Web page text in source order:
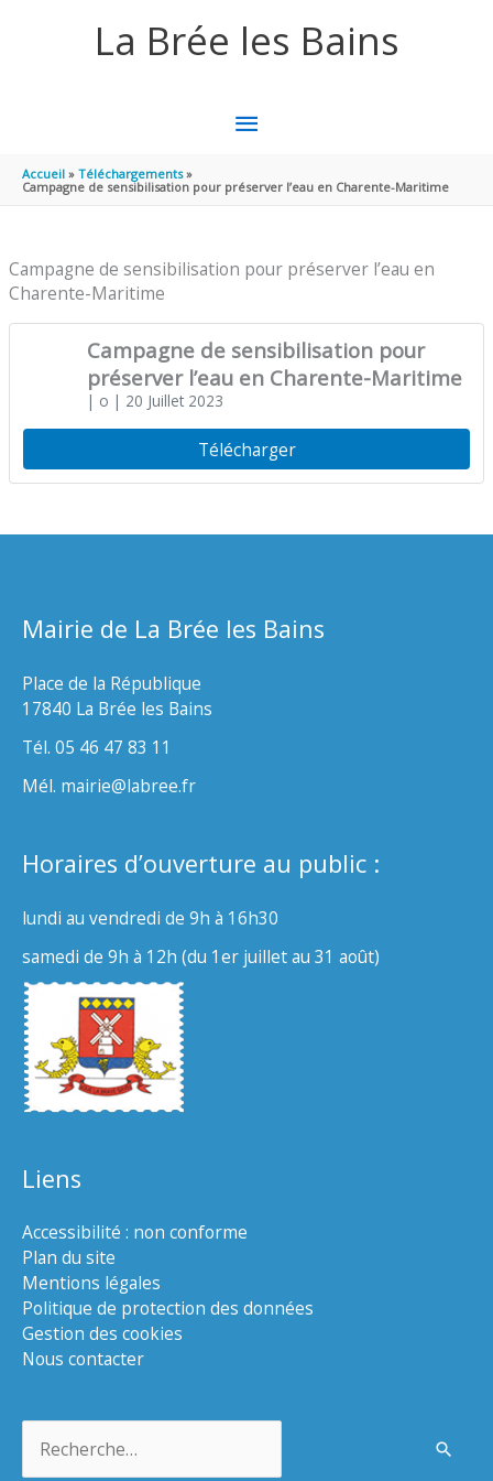
La Brée les Bains
MENU
PRINCIPAL
Accueil
Téléchargements
Campagne de sensibilisation pour préserver l’eau en Charente-Maritime
Campagne de sensibilisation pour préserver l’eau en
Charente-Maritime
Campagne de sensibilisation pour
préserver l’eau en Charente-Maritime
| o | 20 Juillet 2023
Télécharger
Mairie de La Brée les Bains
Place de la République
17840 La Brée les Bains
Tél. 05 46 47 83 11
Mél. mairie@labree.fr
Horaires d’ouverture au public :
lundi au vendredi de 9h à 16h30
samedi de 9h à 12h (du 1er juillet au 31 août)
Liens
Accessibilité : non conforme
Plan du site
Mentions légales
Politique de protection des données
Gestion des cookies
Nous contacter